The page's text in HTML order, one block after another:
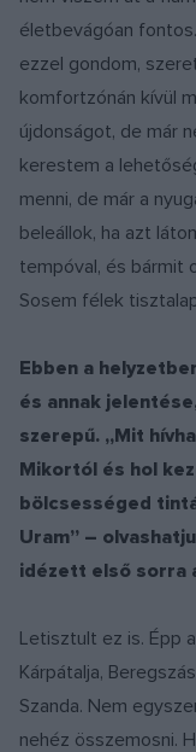
életbevágóan
ezzel gondom,
komfortzónán kívül
újdonságot, de már
kerestem a
menni, de már a
beleállok, ha azt
tempóval, és bármit
Sosem félek
Ebben a
és annak
szerepű. ,,Mit
Mikortól és hol
bölcsességed
Uram” –
idézett első sorra
Letisztult ez is. Épp
Kárpátalja,
Szanda. Nem
nehéz összemosni.